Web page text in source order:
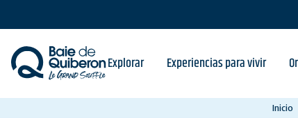
content
Explorar Experiencias para vivir
Inicio